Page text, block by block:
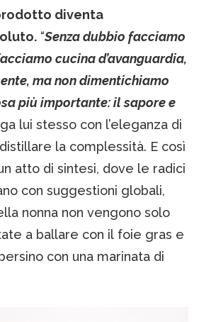
diventa
“Senza dubbio facciamo
cucina d’avanguardia,
ma non dimentichiamo
più importante: il sapore e
lui stesso con l’eleganza di
la complessità. E così
atto di sintesi, dove le radici
con suggestioni globali,
nonna non vengono solo
a ballare con il foie gras e
con una marinata di